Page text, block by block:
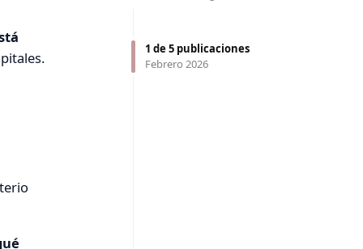
1 de 5 publicaciones
Febrero 2026